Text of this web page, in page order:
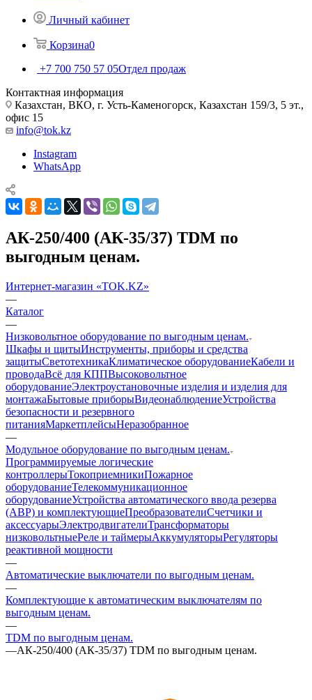
Личный кабинет
Корзина0
+7 700 750 57 05Отдел продаж
Контактная информация
Казахстан, ВКО, г. Усть-Каменогорск, Казахстан 159/3, 5 эт.,
офис 15
info@tok.kz
Instagram
WhatsApp
АК-250/400 (АК-35/37) TDM по
выгодным ценам.
Интернет-магазин «TOK.KZ»
—
Каталог
—
Низковольтное оборудование по выгодным ценам.
Шкафы и щитыИнструменты, приборы и средства
защитыСветотехникаКлиматическое оборудованиеКабели и
проводаВсё для КППВысоковольтное
оборудованиеЭлектроустановочные изделия и изделия для
монтажаБытовые приборыВидеонаблюдениеУстройства
безопасности и резервного
питанияМаркетплейсыНеразобранное
—
Модульное оборудование по выгодным ценам.
Программируемые логические
контроллерыТокоприемникиПожарное
оборудованиеТелекоммуникационное
оборудованиеУстройства автоматического ввода резерва
(АВР) и комплектующиеПреобразователиСчетчики и
аксессуарыЭлектродвигателиТрансформаторы
низковольтныеРеле и таймерыАккумуляторыРегуляторы
реактивной мощности
—
Автоматические выключатели по выгодным ценам.
—
Комплектующие к автоматическим выключателям по
выгодным ценам.
—
TDM по выгодным ценам.
—АК-250/400 (АК-35/37) TDM по выгодным ценам.